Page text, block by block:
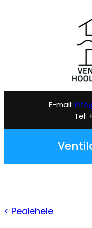
E-mail:
Tel:
< Pealehele